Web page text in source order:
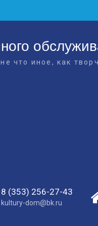
что иное, как
8 (353) 256-27-43
kultury-dom@bk.ru